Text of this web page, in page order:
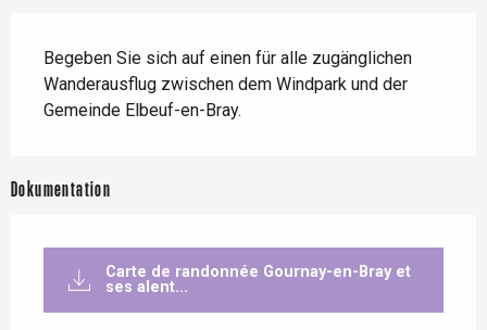
Begeben Sie sich auf einen für alle zugänglichen
Wanderausflug zwischen dem Windpark und der
Gemeinde Elbeuf-en-Bray.
Dokumentation
Carte de randonnée Gournay-en-Bray et
ses alent...